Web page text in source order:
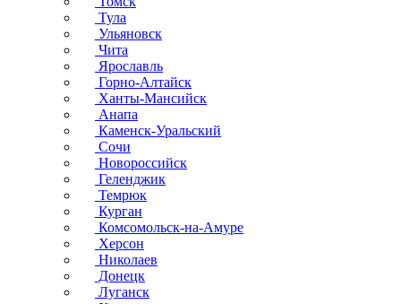
Тула
Ульяновск
Чита
Ярославль
Горно-Алтайск
Ханты-Мансийск
Анапа
Каменск-Уральский
Сочи
Новороссийск
Геленджик
Темрюк
Курган
Комсомольск-на-Амуре
Херсон
Николаев
Донецк
Луганск